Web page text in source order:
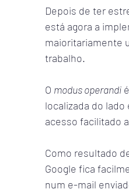
Depois de ter
está agora a
maioritariamente
trabalho.
O modus operandi
localizada do
acesso facilitado
Como resultado
Google fica
num e-mail